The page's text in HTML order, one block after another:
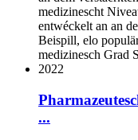
medizinescht
entwéckelt an an
Beispill, elo
medizinesch Grad
2022
...